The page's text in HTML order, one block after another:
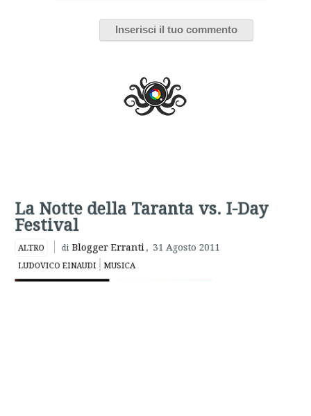
LUDOVICO EINAUDI MUSICA